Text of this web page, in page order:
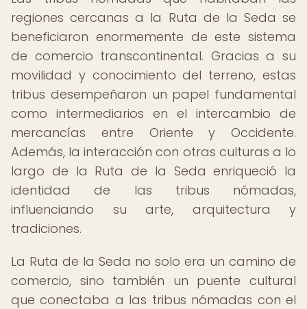
regiones cercanas a la Ruta de la Seda se
beneficiaron enormemente de este sistema
de comercio transcontinental. Gracias a su
movilidad y conocimiento del terreno, estas
tribus desempeñaron un papel fundamental
como intermediarios en el intercambio de
mercancías entre Oriente y Occidente.
Además, la interacción con otras culturas a lo
largo de la Ruta de la Seda enriqueció la
identidad de las tribus nómadas,
influenciando su arte, arquitectura y
tradiciones.
La Ruta de la Seda no solo era un camino de
comercio, sino también un puente cultural
que conectaba a las tribus nómadas con el